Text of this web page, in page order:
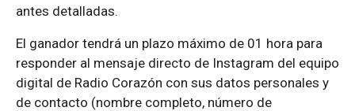
antes detalladas.
El ganador tendrá un plazo máximo de 01 hora para
responder al mensaje directo de Instagram del equipo
digital de Radio Corazón con sus datos personales y
de contacto (nombre completo, número de